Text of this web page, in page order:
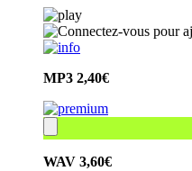
MP3 2,40€
WAV 3,60€